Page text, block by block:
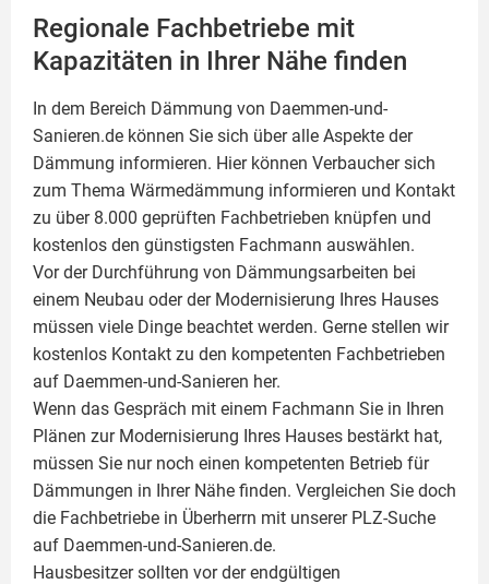
Regionale Fachbetriebe mit
Kapazitäten in Ihrer Nähe finden
In dem Bereich Dämmung von Daemmen-und-
Sanieren.de können Sie sich über alle Aspekte der
Dämmung informieren. Hier können Verbaucher sich
zum Thema Wärmedämmung informieren und Kontakt
zu über 8.000 geprüften Fachbetrieben knüpfen und
kostenlos den günstigsten Fachmann auswählen.
Vor der Durchführung von Dämmungsarbeiten bei
einem Neubau oder der Modernisierung Ihres Hauses
müssen viele Dinge beachtet werden. Gerne stellen wir
kostenlos Kontakt zu den kompetenten Fachbetrieben
auf Daemmen-und-Sanieren her.
Wenn das Gespräch mit einem Fachmann Sie in Ihren
Plänen zur Modernisierung Ihres Hauses bestärkt hat,
müssen Sie nur noch einen kompetenten Betrieb für
Dämmungen in Ihrer Nähe finden. Vergleichen Sie doch
die Fachbetriebe in Überherrn mit unserer PLZ-Suche
auf Daemmen-und-Sanieren.de.
Hausbesitzer sollten vor der endgültigen